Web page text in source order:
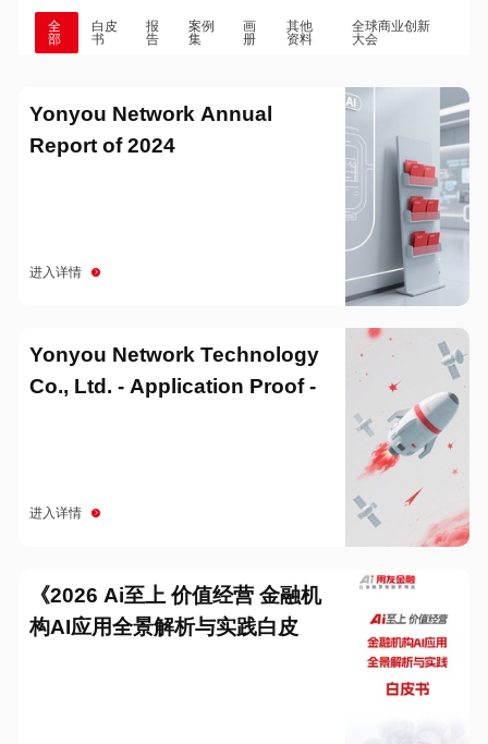
全
部
白皮
书
报
告
案例
集
画
册
其他
资料
全球商业创新
大会
Yonyou Network Annual
Report of 2024
进入详情
Yonyou Network Technology
Co., Ltd. - Application Proof -
进入详情
《2026 Ai至上 价值经营 金融机
构AI应用全景解析与实践白皮